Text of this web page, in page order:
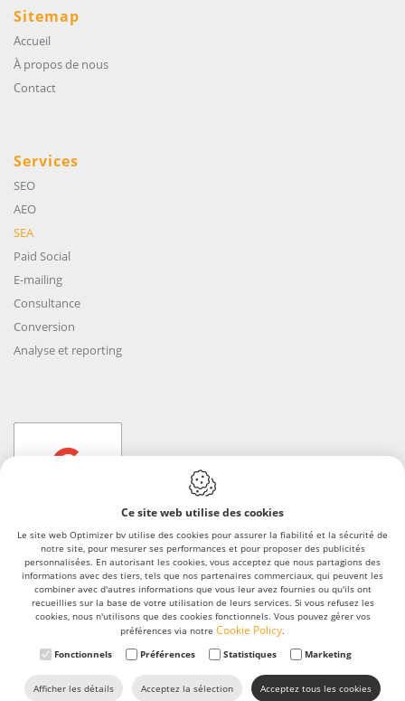
Sitemap
Accueil
À propos de nous
Contact
Services
SEO
AEO
SEA
Paid Social
E-mailing
Consultance
Conversion
Analyse et reporting
Webdesign by IDcreation 2023
Termes et conditions
Cookie Policy
Sitemap
Ce site web utilise des cookies
Le site web Optimizer bv utilise des cookies pour assurer la fiabilité et la sécurité de
notre site, pour mesurer ses performances et pour proposer des publicités
personnalisées. En autorisant les cookies, vous acceptez que nous partagions des
informations avec des tiers, tels que nos partenaires commerciaux, qui peuvent les
combiner avec d'autres informations que vous leur avez fournies ou qu'ils ont
recueillies sur la base de votre utilisation de leurs services. Si vous refusez les
cookies, nous n'utilisons que des cookies fonctionnels. Vous pouvez gérer vos
préférences via notre Cookie Policy.
Fonctionnels
Préférences Statistiques Marketing
Afficher les détails Acceptez la sélection Acceptez tous les cookies